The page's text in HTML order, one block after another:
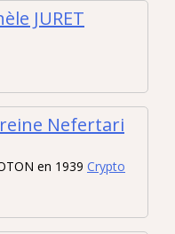
JURET
Nefertari
en 1939 Crypto